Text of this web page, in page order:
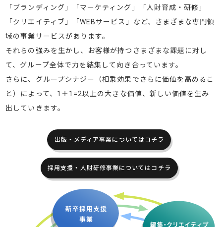
「ブランディング」「マーケティング」「人財育成・研修」
「クリエイティブ」「WEBサービス」など、さまざまな専門領
域の事業サービスがあります。
それらの強みを生かし、お客様が持つさまざまな課題に対し
て、グループ全体で力を結集して向き合っています。
さらに、グループシナジー（相乗効果でさらに価値を高めるこ
と）によって、1＋1=2以上の大きな価値、新しい価値を生み
出していきます。
出版・メディア事業についてはコチラ
採用支援・人財研修事業についてはコチラ